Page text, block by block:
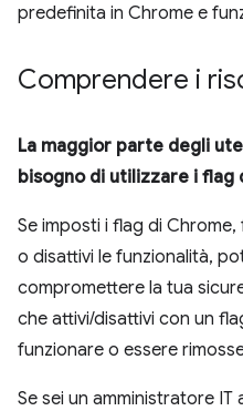
predefinita in Chrome e
Comprendere i
La maggior parte degli
bisogno di utilizzare i flag
Se imposti i flag di
o disattivi le funzionalità,
compromettere la tua
che attivi/disattivi con un
funzionare o essere
Se sei un amministratore IT